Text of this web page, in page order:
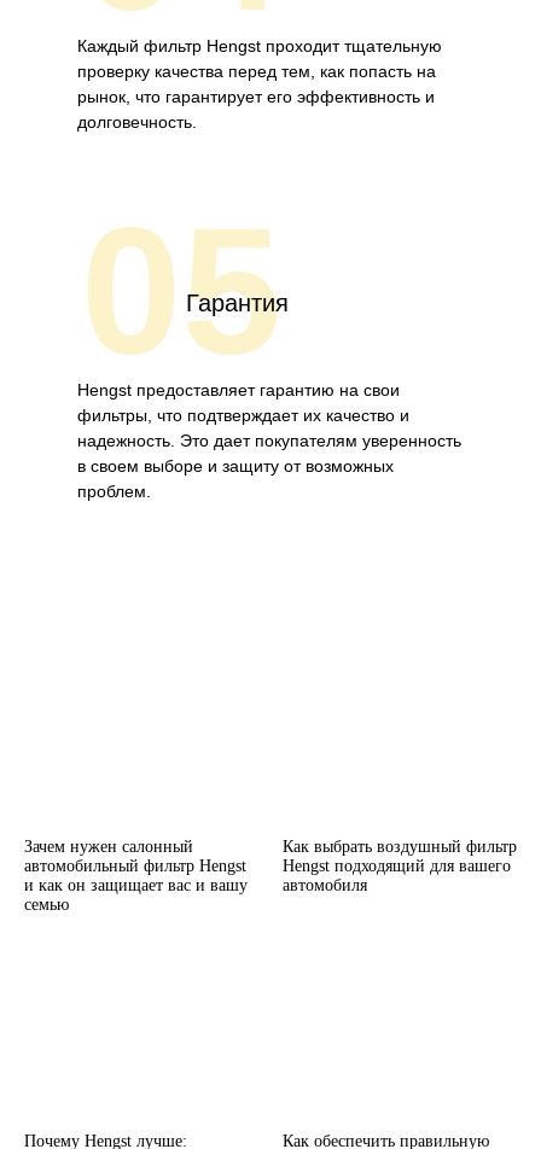
Каждый фильтр Hengst проходит тщательную
проверку качества перед тем, как попасть на
рынок, что гарантирует его эффективность и
долговечность.
05
Гарантия
Hengst предоставляет гарантию на свои
фильтры, что подтверждает их качество и
надежность. Это дает покупателям уверенность
в своем выборе и защиту от возможных
проблем.
Зачем нужен салонный
автомобильный фильтр Hengst
и как он защищает вас и вашу
семью
Как выбрать воздушный фильтр
Hengst подходящий для вашего
автомобиля
Почему Hengst лучше: Как обеспечить правильную